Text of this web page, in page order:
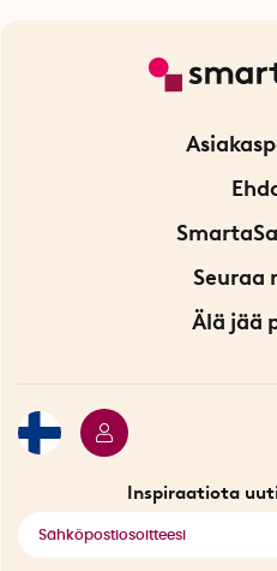
Ota
Tietoa
Myymälä
Seuraa
Älä jää
Inspiraatiota